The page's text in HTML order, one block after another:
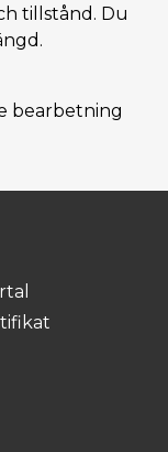
tillstånd. Du
bearbetning